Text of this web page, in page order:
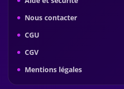
Nous contacter
CGU
CGV
Mentions légales